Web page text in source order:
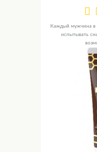
Каждый мужчина в
испытывать